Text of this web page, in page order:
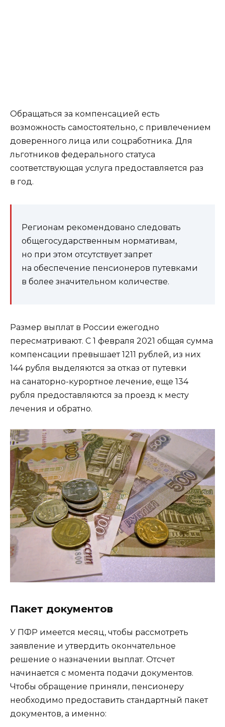
Обращаться за компенсацией есть
возможность самостоятельно, с привлечением
доверенного лица или соцработника. Для
льготников федерального статуса
соответствующая услуга предоставляется раз
в год.
Регионам рекомендовано следовать
общегосударственным нормативам,
но при этом отсутствует запрет
на обеспечение пенсионеров путевками
в более значительном количестве.
Размер выплат в России ежегодно
пересматривают. С 1 февраля 2021 общая сумма
компенсации превышает 1211 рублей, из них
144 рубля выделяются за отказ от путевки
на санаторно-курортное лечение, еще 134
рубля предоставляются за проезд к месту
лечения и обратно.
Пакет документов
У ПФР имеется месяц, чтобы рассмотреть
заявление и утвердить окончательное
решение о назначении выплат. Отсчет
начинается с момента подачи документов.
Чтобы обращение приняли, пенсионеру
необходимо предоставить стандартный пакет
документов, а именно: